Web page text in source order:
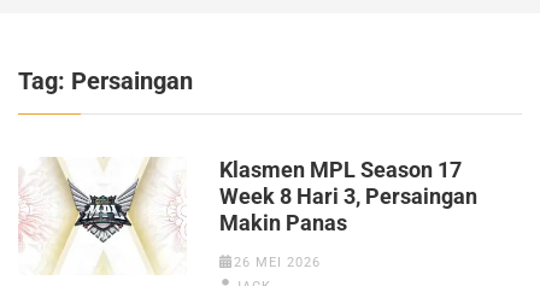
Tag: Persaingan
Klasmen MPL Season 17
Week 8 Hari 3, Persaingan
Makin Panas
26 MEI 2026